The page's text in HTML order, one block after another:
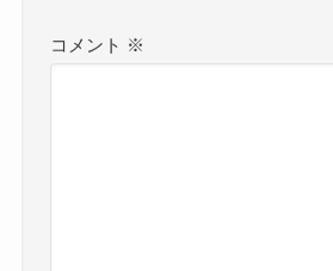
コメント ※